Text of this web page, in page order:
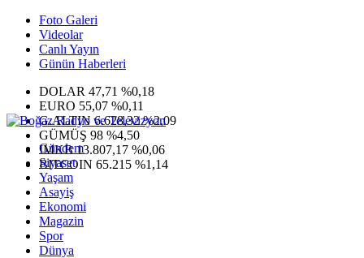
Foto Galeri
Videolar
Canlı Yayın
Günün Haberleri
DOLAR 47,71 %0,18
EURO 55,07 %0,11
G.ALTIN6.628,32 %2,09
GÜMÜŞ 98 %4,50
IMKB13.807,17 %0,06
BITCOIN 65.215 %1,14
Gündem
Siyaset
Yaşam
Asayiş
Ekonomi
Magazin
Spor
Dünya